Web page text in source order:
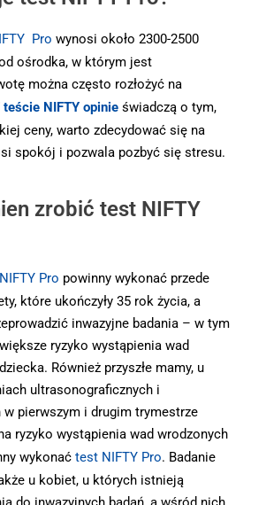
Pro wynosi około 2300-2500
ośrodka, w którym jest
można często rozłożyć na
teście NIFTY opinie świadczą o tym,
ceny, warto zdecydować się na
spokój i pozwala pozbyć się stresu.
zrobić test NIFTY
NIFTY Pro powinny wykonać przede
które ukończyły 35 rok życia, a
inwazyjne badania – w tym
ryzyko wystąpienia wad
Również przyszłe mamy, u
ultrasonograficznych i
w pierwszym i drugim trymestrze
ryzyko wystąpienia wad wrodzonych
wykonać test NIFTY Pro. Badanie
u kobiet, u których istnieją